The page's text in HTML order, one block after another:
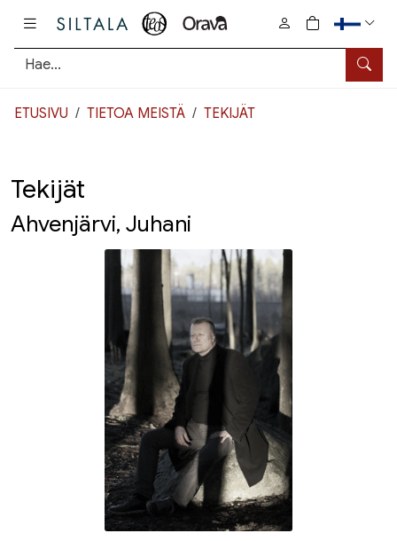
Hae
0
tuotetta
ETUSIVU TIETOA MEISTÄ TEKIJÄT
Tekijät
Ahvenjärvi, Juhani